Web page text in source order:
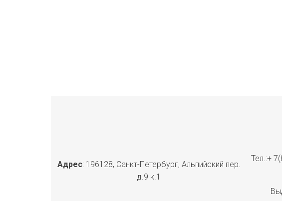
Адрес: 196128, Санкт-Петербург, Альпийский пер.
д.9 к.1
Тел.:+